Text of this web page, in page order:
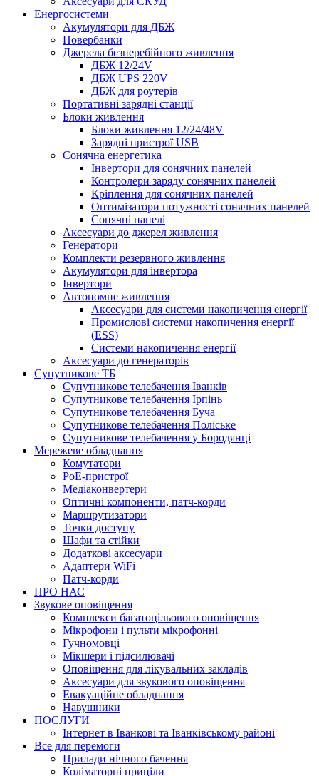
Енергосистеми
Акумулятори для ДБЖ
Повербанки
Джерела безперебійного живлення
ДБЖ 12/24V
ДБЖ UPS 220V
ДБЖ для роутерів
Портативні зарядні станції
Блоки живлення
Блоки живлення 12/24/48V
Зарядні пристрої USB
Сонячна енергетика
Інвертори для сонячних панелей
Контролери заряду сонячних панелей
Кріплення для сонячних панелей
Оптимізатори потужності сонячних панелей
Сонячні панелі
Аксесуари до джерел живлення
Генератори
Комплекти резервного живлення
Акумулятори для інвертора
Інвертори
Автономне живлення
Аксесуари для системи накопичення енергії
Промислові системи накопичення енергії
(ESS)
Системи накопичення енергії
Аксесуари до генераторів
Супутникове ТБ
Супутникове телебачення Іванків
Супутникове телебачення Ірпінь
Супутникове телебачення Буча
Супутникове телебачення Поліське
Супутникове телебачення у Бородянці
Мережеве обладнання
Комутатори
PoE-пристрої
Медіаконвертери
Оптичні компоненти, патч-корди
Маршрутизатори
Точки доступу
Шафи та стійки
Додаткові аксесуари
Адаптери WiFi
Патч-корди
ПРО НАС
Звукове оповіщення
Комплекси багатоцільового оповіщення
Мікрофони і пульти мікрофонні
Гучномовці
Мікшери і підсилювачі
Оповіщення для лікувальних закладів
Аксесуари для звукового оповіщення
Евакуаційне обладнання
Навушники
ПОСЛУГИ
Інтернет в Іванкові та Іванківському районі
Все для перемоги
Прилади нічного бачення
Коліматорні приціли